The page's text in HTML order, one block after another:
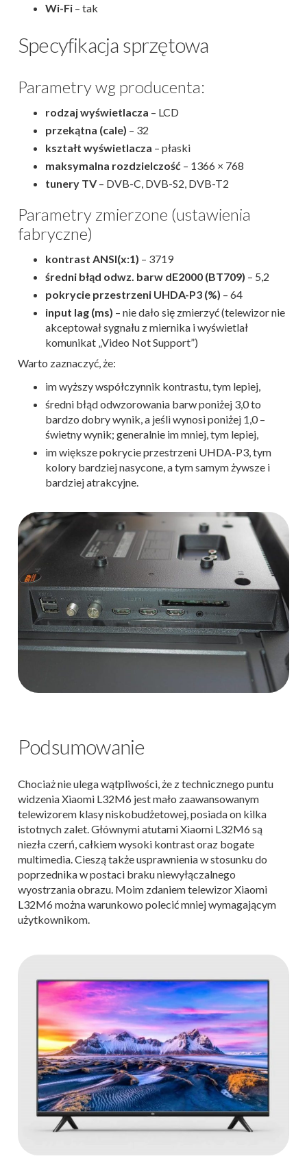
Wi-Fi – tak
Specyfikacja sprzętowa
Parametry wg producenta:
rodzaj wyświetlacza – LCD
przekątna (cale) – 32
kształt wyświetlacza – płaski
maksymalna rozdzielczość – 1366 × 768
tunery TV – DVB-C, DVB-S2, DVB-T2
Parametry zmierzone (ustawienia
fabryczne)
kontrast ANSI(x:1) – 3719
średni błąd odwz. barw dE2000 (BT709) – 5,2
pokrycie przestrzeni UHDA-P3 (%) – 64
input lag (ms) – nie dało się zmierzyć (telewizor nie
akceptował sygnału z miernika i wyświetlał
komunikat „Video Not Support”)
Warto zaznaczyć, że:
im wyższy współczynnik kontrastu, tym lepiej,
średni błąd odwzorowania barw poniżej 3,0 to
bardzo dobry wynik, a jeśli wynosi poniżej 1,0 –
świetny wynik; generalnie im mniej, tym lepiej,
im większe pokrycie przestrzeni UHDA-P3, tym
kolory bardziej nasycone, a tym samym żywsze i
bardziej atrakcyjne.
Podsumowanie
Chociaż nie ulega wątpliwości, że z technicznego puntu
widzenia Xiaomi L32M6 jest mało zaawansowanym
telewizorem klasy niskobudżetowej, posiada on kilka
istotnych zalet. Głównymi atutami Xiaomi L32M6 są
niezła czerń, całkiem wysoki kontrast oraz bogate
multimedia. Cieszą także usprawnienia w stosunku do
poprzednika w postaci braku niewyłączalnego
wyostrzania obrazu. Moim zdaniem telewizor Xiaomi
L32M6 można warunkowo polecić mniej wymagającym
użytkownikom.